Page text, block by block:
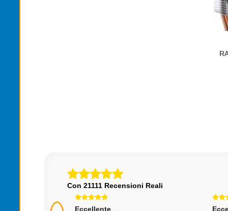
Con 21111 Recensioni Reali
Eccellente